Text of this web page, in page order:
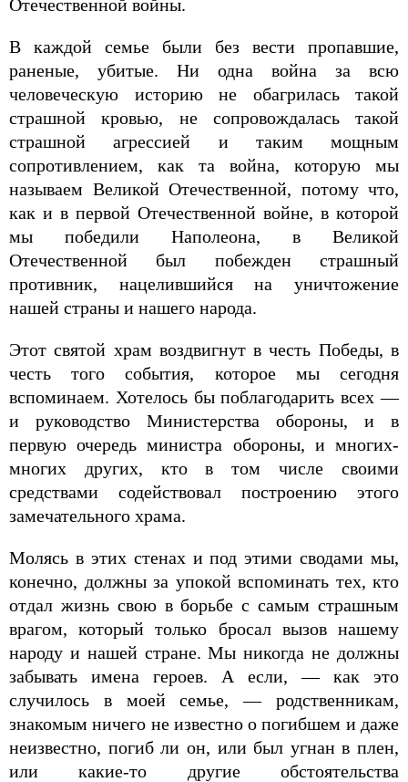
Отечественной войны.
В каждой семье были без вести пропавшие,
раненые, убитые. Ни одна война за всю
человеческую историю не обагрилась такой
страшной кровью, не сопровождалась такой
страшной агрессией и таким мощным
сопротивлением, как та война, которую мы
называем Великой Отечественной, потому что,
как и в первой Отечественной войне, в которой
мы победили Наполеона, в Великой
Отечественной был побежден страшный
противник, нацелившийся на уничтожение
нашей страны и нашего народа.
Этот святой храм воздвигнут в честь Победы, в
честь того события, которое мы сегодня
вспоминаем. Хотелось бы поблагодарить всех —
и руководство Министерства обороны, и в
первую очередь министра обороны, и многих-
многих других, кто в том числе своими
средствами содействовал построению этого
замечательного храма.
Молясь в этих стенах и под этими сводами мы,
конечно, должны за упокой вспоминать тех, кто
отдал жизнь свою в борьбе с самым страшным
врагом, который только бросал вызов нашему
народу и нашей стране. Мы никогда не должны
забывать имена героев. А если, — как это
случилось в моей семье, — родственникам,
знакомым ничего не известно о погибшем и даже
неизвестно, погиб ли он, или был угнан в плен,
или какие-то другие обстоятельства